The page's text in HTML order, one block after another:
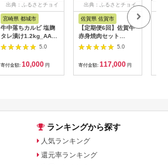
出典：ふるさとチョイ
ス
宮崎県 都城市
牛中落ちカルビ 塩麹
タレ漬け1.2kg_AAJ-
33-020-1200g_(都城
ルビ 300g×4パック
真空 小分け 1200g
5.0
寄付金額: 10,000 円
出典：ふるさとチョイ
佐賀県 佐賀市
【定期便6回】佐賀牛
赤身焼肉セット
600g：C117-018
5.0
寄付金額: 117,000 円
ランキングから探す
人気ランキング
還元率ランキング